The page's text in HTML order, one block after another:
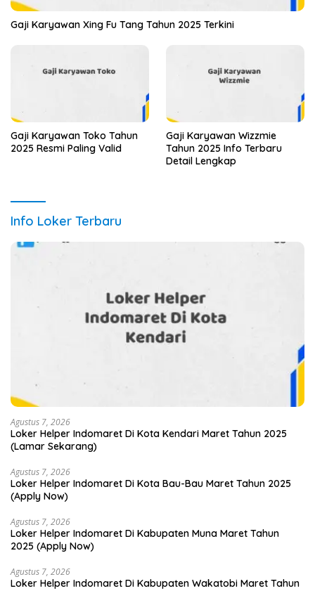
Gaji Karyawan Xing Fu Tang Tahun 2025 Terkini
Gaji Karyawan Toko Tahun
2025 Resmi Paling Valid
Gaji Karyawan Wizzmie
Tahun 2025 Info Terbaru
Detail Lengkap
Info Loker Terbaru
Agustus 7, 2026
Loker Helper Indomaret Di Kota Kendari Maret Tahun 2025
(Lamar Sekarang)
Agustus 7, 2026
Loker Helper Indomaret Di Kota Bau-Bau Maret Tahun 2025
(Apply Now)
Agustus 7, 2026
Loker Helper Indomaret Di Kabupaten Muna Maret Tahun
2025 (Apply Now)
Agustus 7, 2026
Loker Helper Indomaret Di Kabupaten Wakatobi Maret Tahun